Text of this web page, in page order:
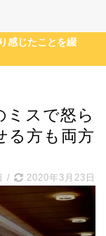
感じたことを綴
ミスで怒ら
る方も両方
/ 2020年3月23日